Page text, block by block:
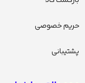
حریم خصوصی
پشتیبانی